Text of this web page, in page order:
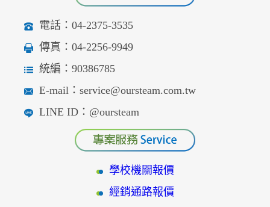
電話：04-2375-3535
傳真：04-2256-9949
統編：90386785
E-mail：service@oursteam.com.tw
LINE ID：@oursteam
學校機關報價
經銷通路報價